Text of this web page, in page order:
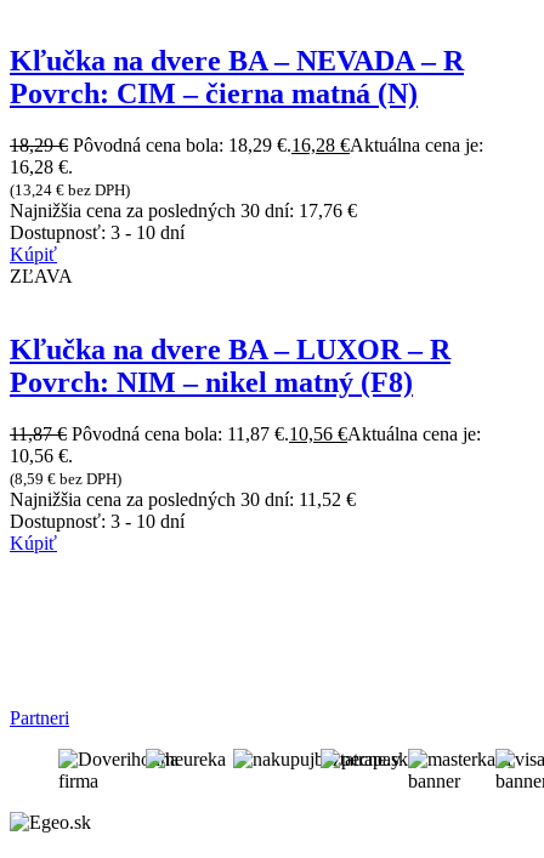
Kľučka na dvere BA – NEVADA – R
Povrch: CIM – čierna matná (N)
18,29€ Pôvodná cena bola: 18,29 €.16,28 €Aktuálna cena je:
16,28 €.
(13,24 € bez DPH)
Najnižšia cena za posledných 30 dní: 17,76 €
Dostupnosť: 3 - 10 dní
Kúpiť
ZĽAVA
Kľučka na dvere BA – LUXOR – R
Povrch: NIM – nikel matný (F8)
11,87€ Pôvodná cena bola: 11,87 €.10,56 €Aktuálna cena je:
10,56 €.
(8,59 € bez DPH)
Najnižšia cena za posledných 30 dní: 11,52 €
Dostupnosť: 3 - 10 dní
Kúpiť
Partneri